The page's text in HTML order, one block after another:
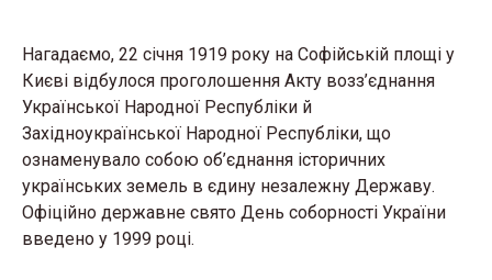
Нагадаємо, 22 січня 1919 року на Софійській площі у
Києві відбулося проголошення Акту возз’єднання
Української Народної Республіки й
Західноукраїнської Народної Республіки, що
ознаменувало собою об’єднання історичних
українських земель в єдину незалежну Державу.
Офіційно державне свято День соборності України
введено у 1999 році.